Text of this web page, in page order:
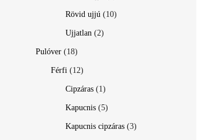
Rövid ujjú (10)
Ujjatlan (2)
Pulóver (18)
Férfi (12)
Cipzáras (1)
Kapucnis (5)
Kapucnis cipzáras (3)